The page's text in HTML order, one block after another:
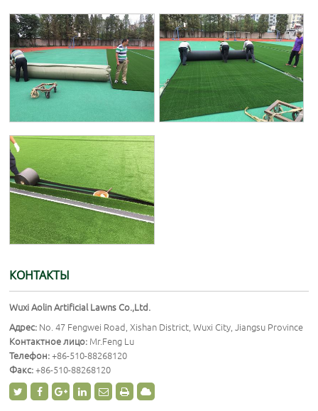
КОНТАКТЫ
Wuxi Aolin Artificial Lawns Co.,Ltd.
Адрес: No. 47 Fengwei Road, Xishan District, Wuxi City, Jiangsu Province
Контактное лицо: Mr.Feng Lu
Телефон: +86-510-88268120
Факс: +86-510-88268120